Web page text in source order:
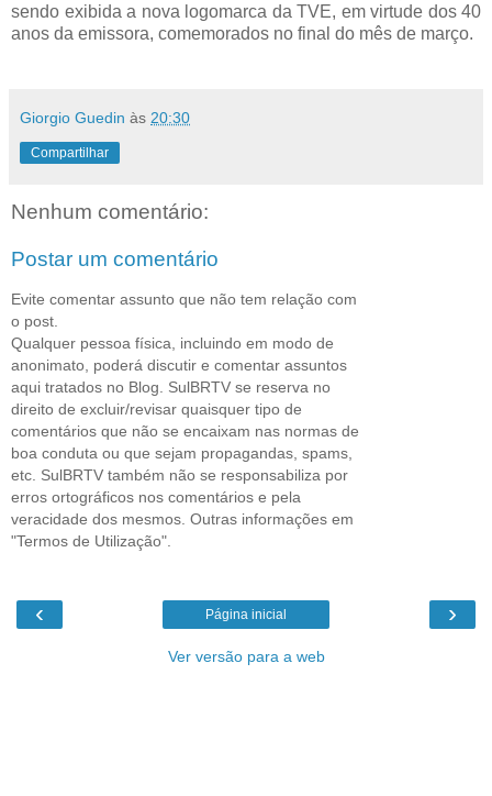
sendo exibida a nova logomarca da TVE, em virtude dos 40
anos da emissora, comemorados no final do mês de março.
Giorgio Guedin às 20:30
Compartilhar
Nenhum comentário:
Postar um comentário
Evite comentar assunto que não tem relação com
o post.
Qualquer pessoa física, incluindo em modo de
anonimato, poderá discutir e comentar assuntos
aqui tratados no Blog. SulBRTV se reserva no
direito de excluir/revisar quaisquer tipo de
comentários que não se encaixam nas normas de
boa conduta ou que sejam propagandas, spams,
etc. SulBRTV também não se responsabiliza por
erros ortográficos nos comentários e pela
veracidade dos mesmos. Outras informações em
"Termos de Utilização".
‹ ›
Página inicial
Ver versão para a web